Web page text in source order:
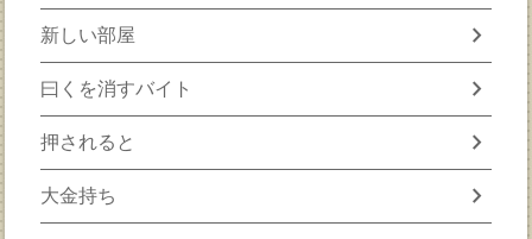
新しい部屋 chevron_right
曰くを消すバイト chevron_right
押されると chevron_right
大金持ち chevron_right